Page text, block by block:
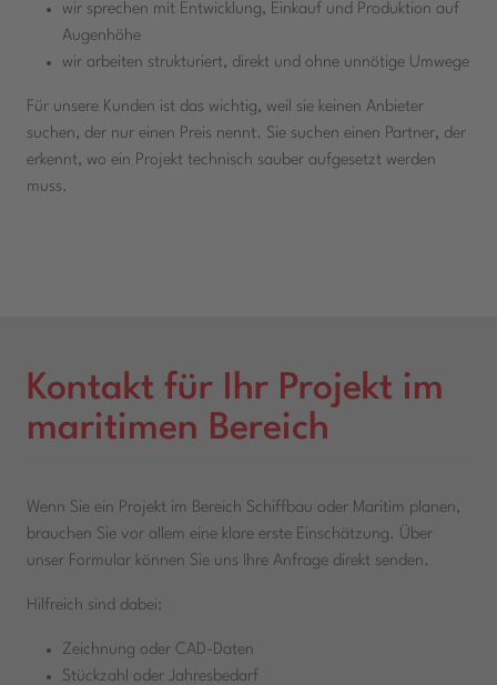
wir sprechen mit Entwicklung, Einkauf und Produktion auf
Augenhöhe
wir arbeiten strukturiert, direkt und ohne unnötige Umwege
Für unsere Kunden ist das wichtig, weil sie keinen Anbieter
suchen, der nur einen Preis nennt. Sie suchen einen Partner, der
erkennt, wo ein Projekt technisch sauber aufgesetzt werden
muss.
Kontakt für Ihr Projekt im
maritimen Bereich
Wenn Sie ein Projekt im Bereich Schiffbau oder Maritim planen,
brauchen Sie vor allem eine klare erste Einschätzung. Über
unser Formular können Sie uns Ihre Anfrage direkt senden.
Hilfreich sind dabei:
Zeichnung oder CAD-Daten
Stückzahl oder Jahresbedarf